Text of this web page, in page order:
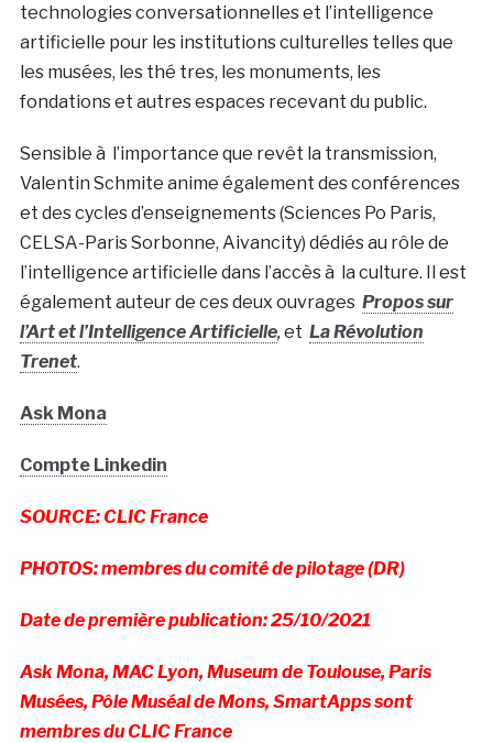
technologies conversationnelles et l’intelligence
artificielle pour les institutions culturelles telles que
les musées, les thé tres, les monuments, les
fondations et autres espaces recevant du public.
Sensible à l’importance que revêt la transmission,
Valentin Schmite anime également des conférences
et des cycles d’enseignements (Sciences Po Paris,
CELSA-Paris Sorbonne, Aivancity) dédiés au rôle de
l’intelligence artificielle dans l’accès à la culture. Il est
également auteur de ces deux ouvrages Propos sur
l’Art et l’Intelligence Artificielle,et La Révolution
Trenet.
Ask Mona
Compte Linkedin
SOURCE: CLIC France
PHOTOS: membres du comité de pilotage (DR)
Date de première publication: 25/10/2021
Ask Mona, MAC Lyon, Museum de Toulouse, Paris
Musées, Pôle Muséal de Mons, SmartApps sont
membres du CLIC France